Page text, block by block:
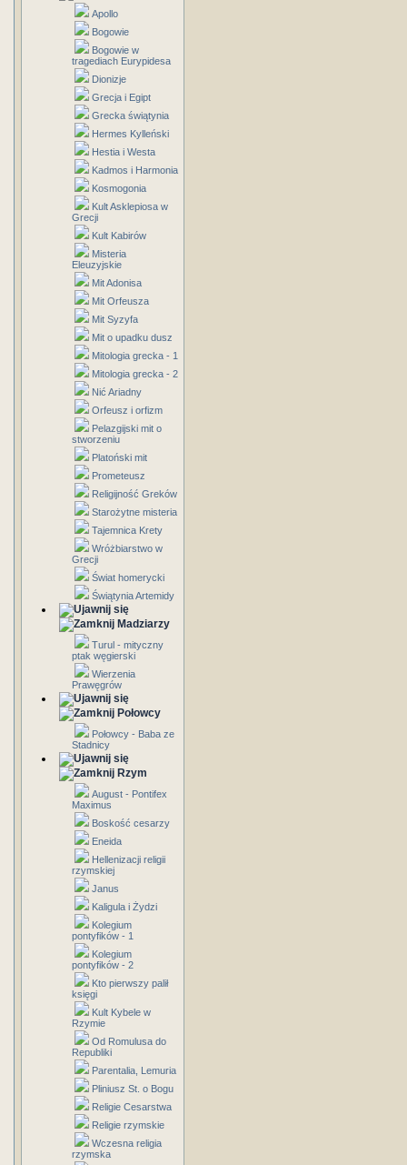
Apollo
Bogowie
Bogowie w
tragediach Eurypidesa
Dionizje
Grecja i Egipt
Grecka świątynia
Hermes Kylleński
Hestia i Westa
Kadmos i Harmonia
Kosmogonia
Kult Asklepiosa w
Grecji
Kult Kabirów
Misteria
Eleuzyjskie
Mit Adonisa
Mit Orfeusza
Mit Syzyfa
Mit o upadku dusz
Mitologia grecka - 1
Mitologia grecka - 2
Nić Ariadny
Orfeusz i orfizm
Pelazgijski mit o
stworzeniu
Platoński mit
Prometeusz
Religijność Greków
Starożytne misteria
Tajemnica Krety
Wróżbiarstwo w
Grecji
Świat homerycki
Świątynia Artemidy
Madziarzy
Turul - mityczny
ptak węgierski
Wierzenia
Prawęgrów
Połowcy
Połowcy - Baba ze
Stadnicy
Rzym
August - Pontifex
Maximus
Boskość cesarzy
Eneida
Hellenizacji religii
rzymskiej
Janus
Kaligula i Żydzi
Kolegium
pontyfików - 1
Kolegium
pontyfików - 2
Kto pierwszy palił
księgi
Kult Kybele w
Rzymie
Od Romulusa do
Republiki
Parentalia, Lemuria
Pliniusz St. o Bogu
Religie Cesarstwa
Religie rzymskie
Wczesna religia
rzymska